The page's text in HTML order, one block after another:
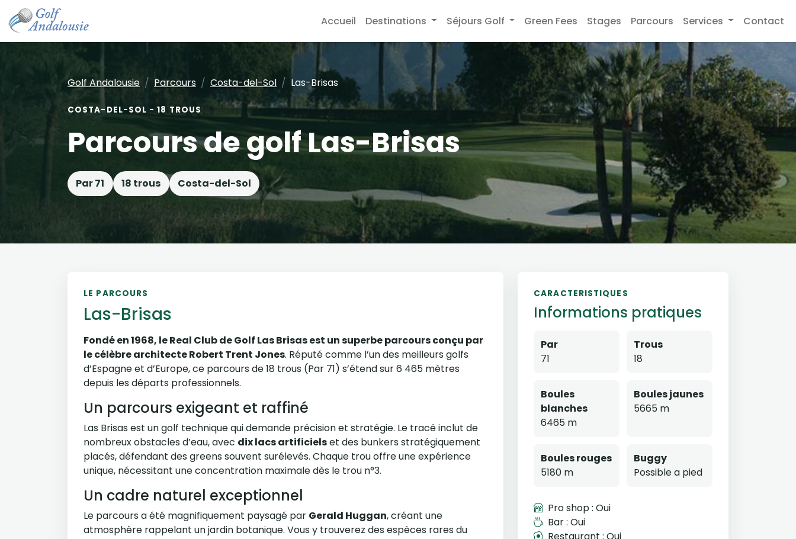
Accueil Destinations Séjours Golf Green Fees Stages Parcours Services Contact
Golf Andalousie Parcours Costa-del-Sol Las-Brisas
COSTA-DEL-SOL - 18 TROUS
Parcours de golf Las-Brisas
Par 71 18 trous Costa-del-Sol
LE PARCOURS
Las-Brisas
Fondé en 1968, le Real Club de Golf Las Brisas est un superbe parcours conçu par
le célèbre architecte Robert Trent Jones. Réputé comme l’un des meilleurs golfs
d’Espagne et d’Europe, ce parcours de 18 trous (Par 71) s’étend sur 6 465 mètres
depuis les départs professionnels.
Un parcours exigeant et raffiné
Las Brisas est un golf technique qui demande précision et stratégie. Le tracé inclut de
nombreux obstacles d’eau, avec dix lacs artificielset des bunkers stratégiquement
placés, défendant des greens souvent surélevés. Chaque trou offre une expérience
unique, nécessitant une concentration maximale dès le trou n°3.
Un cadre naturel exceptionnel
Le parcours a été magnifiquement paysagé par Gerald Huggan, créant une
atmosphère rappelant un jardin botanique. Vous y trouverez des espèces rares du
CARACTERISTIQUES
Informations pratiques
Par
71
Trous
18
Boules
blanches
6465 m
Boules jaunes
5665 m
Boules rouges
5180 m
Buggy
Possible a pied
Pro shop : Oui
Bar : Oui
Restaurant : Oui